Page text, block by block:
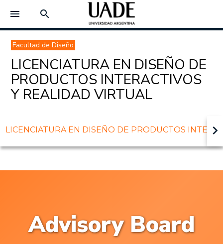
menu search
Facultad de Diseño
LICENCIATURA EN DISEÑO DE
PRODUCTOS INTERACTIVOS
Y REALIDAD VIRTUAL
LICENCIATURA EN DISEÑO DE PRODUCTOS keyboard_arrow_right
Advisory Board